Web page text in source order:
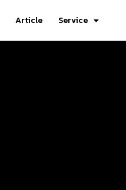
Article Service